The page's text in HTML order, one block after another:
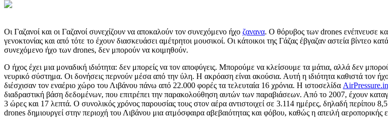
Οι Γαζανοί και οι Γαζανοί συνεχίζουν να αποκαλούν τον συνεχόμενο ήχο ζανανα. Ο θόρυβος των drones ενέπνευσε
γενοκτονίας και από τότε το έχουν διασκευάσει αμέτρητοι μουσικοί. Οι κάτοικοι της Γάζας έβγαζαν αστεία βίντεο
συνεχόμενο ήχο των drones, δεν μπορούν να κοιμηθούν.
Ο ήχος έχει μια μοναδική ιδιότητα: δεν μπορείς να τον αποφύγεις. Μπορούμε να κλείσουμε τα μάτια, αλλά δεν
νευρικό σύστημα. Οι δονήσεις περνούν μέσα από την ύλη. Η ακρόαση είναι ακούσια. Αυτή η ιδιότητα καθιστά τον
διέσχισαν τον εναέριο χώρο του Λιβάνου πάνω από 22.000 φορές τα τελευταία 16 χρόνια. Η ιστοσελίδα
διαδραστική βάση δεδομένων, που επιτρέπει την παρακολούθηση αυτών των παραβιάσεων. Από το 2007, έχουν
3 ώρες και 17 λεπτά. Ο συνολικός χρόνος παρουσίας τους στον αέρα αντιστοιχεί σε 3.114 ημέρες, δηλαδή
drones δημιουργεί στην περιοχή του Λιβάνου μια ατμόσφαιρα αβεβαιότητας και φόβου, καθώς η απειλή αεροπορικής